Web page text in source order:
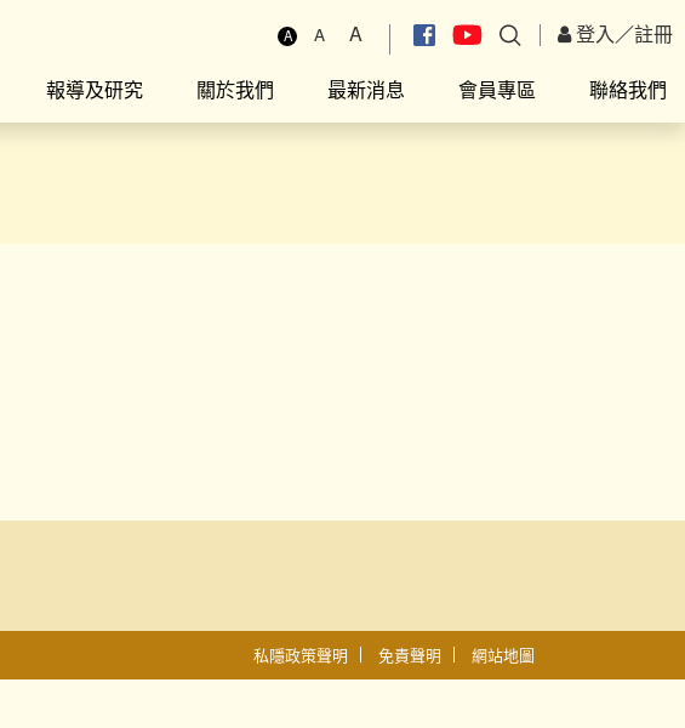
A A A 登入／註冊
報導及研究 關於我們 最新消息 會員專區 聯絡我們
私隱政策聲明 免責聲明 網站地圖